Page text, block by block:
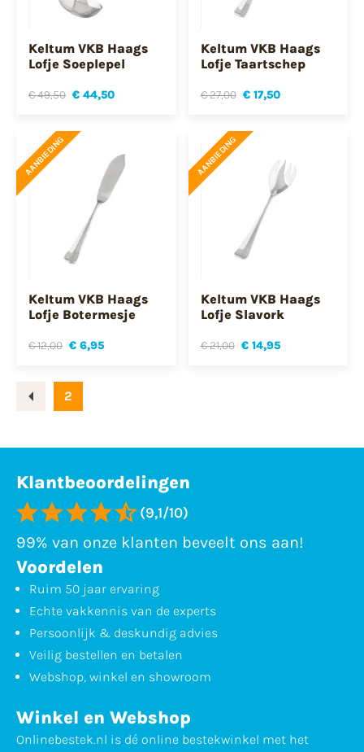
Keltum VKB Haags
Lofje Soeplepel
€ 49,50 € 44,50
Keltum VKB Haags
Lofje Taartschep
€ 27,00 € 17,50
AANBIEDING
Keltum VKB Haags
Lofje Botermesje
€ 12,00 € 6,95
AANBIEDING
Keltum VKB Haags
Lofje Slavork
€ 21,00 € 14,95
2
Klantbeoordelingen
(9,1/10)
99% van onze klanten beveelt ons aan!
Voordelen
Ruim 50 jaar ervaring
Echte vakkennis van de experts
Persoonlijk & deskundig advies
Veilig bestellen en betalen
Webshop, winkel en showroom
Winkel en Webshop
Onlinebestek.nl is dé online bestekwinkel met het